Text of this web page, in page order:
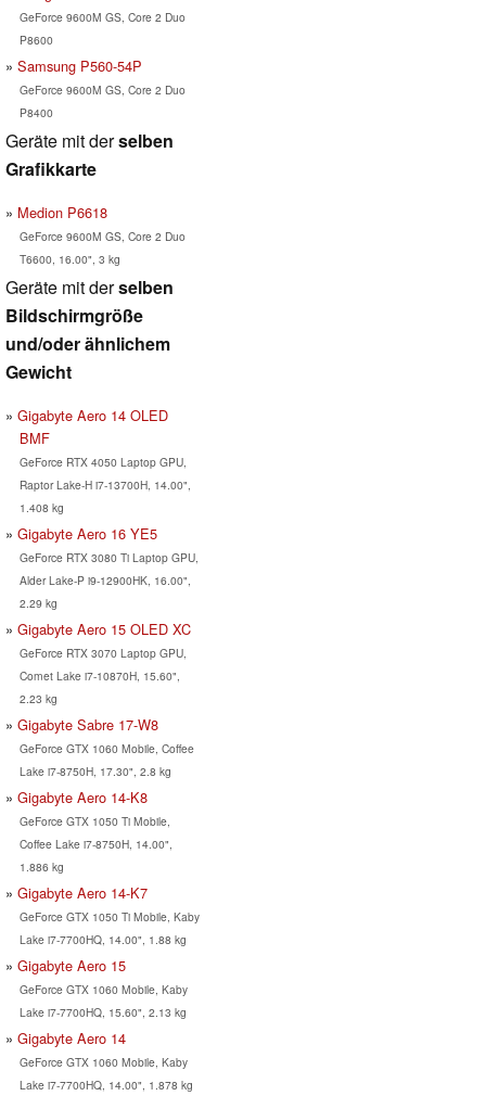
GeForce 9600M GS, Core 2 Duo
P8600
Samsung P560-54P
GeForce 9600M GS, Core 2 Duo
P8400
Geräte mit derselben
Grafikkarte
Medion P6618
GeForce 9600M GS, Core 2 Duo
T6600, 16.00", 3 kg
Geräte mit derselben
Bildschirmgröße
und/oder ähnlichem
Gewicht
Gigabyte Aero 14 OLED
BMF
GeForce RTX 4050 Laptop GPU,
Raptor Lake-H i7-13700H, 14.00",
1.408 kg
Gigabyte Aero 16 YE5
GeForce RTX 3080 Ti Laptop GPU,
Alder Lake-P i9-12900HK, 16.00",
2.29 kg
Gigabyte Aero 15 OLED XC
GeForce RTX 3070 Laptop GPU,
Comet Lake i7-10870H, 15.60",
2.23 kg
Gigabyte Sabre 17-W8
GeForce GTX 1060 Mobile, Coffee
Lake i7-8750H, 17.30", 2.8 kg
Gigabyte Aero 14-K8
GeForce GTX 1050 Ti Mobile,
Coffee Lake i7-8750H, 14.00",
1.886 kg
Gigabyte Aero 14-K7
GeForce GTX 1050 Ti Mobile, Kaby
Lake i7-7700HQ, 14.00", 1.88 kg
Gigabyte Aero 15
GeForce GTX 1060 Mobile, Kaby
Lake i7-7700HQ, 15.60", 2.13 kg
Gigabyte Aero 14
GeForce GTX 1060 Mobile, Kaby
Lake i7-7700HQ, 14.00", 1.878 kg